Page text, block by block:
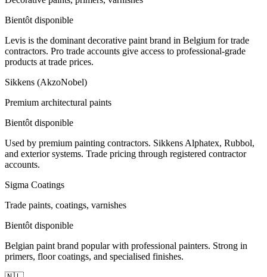
Bientôt disponible
Levis is the dominant decorative paint brand in Belgium for trade
contractors. Pro trade accounts give access to professional-grade
products at trade prices.
Sikkens (AkzoNobel)
Premium architectural paints
Bientôt disponible
Used by premium painting contractors. Sikkens Alphatex, Rubbol,
and exterior systems. Trade pricing through registered contractor
accounts.
Sigma Coatings
Trade paints, coatings, varnishes
Bientôt disponible
Belgian paint brand popular with professional painters. Strong in
primers, floor coatings, and specialised finishes.